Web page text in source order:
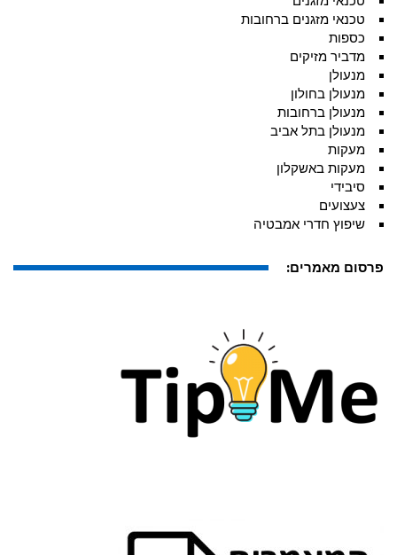
טכנאי מזגנים ברחובות
כספות
מדביר מזיקים
מנעולן
מנעולן בחולון
מנעולן ברחובות
מנעולן בתל אביב
מעקות
מעקות באשקלון
סיבידי
צעצועים
שיפוץ חדרי אמבטיה
פרסום מאמרים: